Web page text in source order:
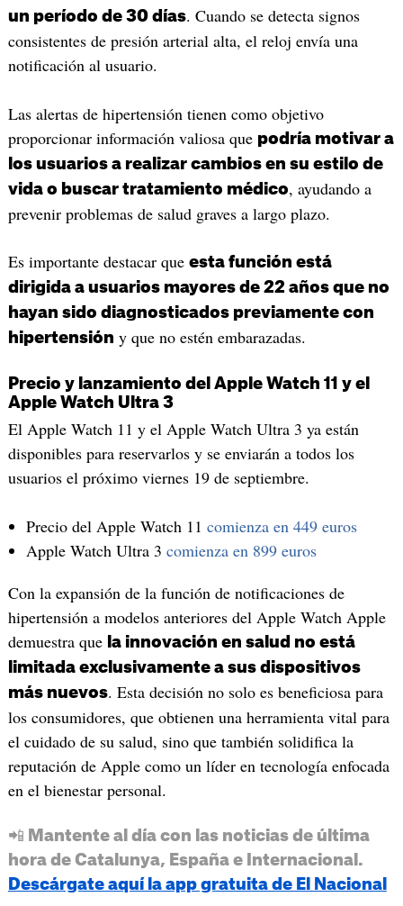
un período de 30 días. Cuando se detecta signos
consistentes de presión arterial alta, el reloj envía una
notificación al usuario.
Las alertas de hipertensión tienen como objetivo
proporcionar información valiosa que podría motivar a
los usuarios a realizar cambios en su estilo de
vida o buscar tratamiento médico, ayudando a
prevenir problemas de salud graves a largo plazo.
Es importante destacar que esta función está
dirigida a usuarios mayores de 22 años que no
hayan sido diagnosticados previamente con
hipertensión y que no estén embarazadas.
Precio y lanzamiento del Apple Watch 11 y el
Apple Watch Ultra 3
El Apple Watch 11 y el Apple Watch Ultra 3 ya están
disponibles para reservarlos y se enviarán a todos los
usuarios el próximo viernes 19 de septiembre.
Precio del Apple Watch 11 comienza en 449 euros
Apple Watch Ultra 3 comienza en 899 euros
Con la expansión de la función de notificaciones de
hipertensión a modelos anteriores del Apple Watch Apple
demuestra que la innovación en salud no está
limitada exclusivamente a sus dispositivos
más nuevos. Esta decisión no solo es beneficiosa para
los consumidores, que obtienen una herramienta vital para
el cuidado de su salud, sino que también solidifica la
reputación de Apple como un líder en tecnología enfocada
en el bienestar personal.
📲 Mantente al día con las noticias de última
hora de Catalunya, España e Internacional.
Descárgate aquí la app gratuita de El Nacional